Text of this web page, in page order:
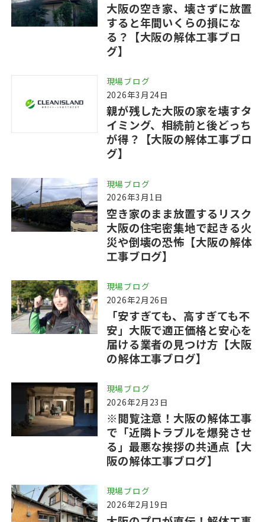
大阪の空き家、壊さずに放置
すると年間いくらの損にな
る？【大阪の解体工事ブロ
グ】
現場ブログ
2026年3月24日
親が残した大阪の家を壊すタ
イミング、相続前と後どっち
が得？【大阪の解体工事ブロ
グ】
現場ブログ
2026年3月1日
空き家のまま放置するリスク
大阪の住宅密集地で起きる火
災や倒壊の恐怖【大阪の解体
工事ブログ】
現場ブログ
2026年2月26日
「安すぎても、高すぎても不
安」大阪で適正価格と安心を
届ける業者の見つけ方【大阪
の解体工事ブログ】
現場ブログ
2026年2月23日
※閲覧注意！大阪の解体工事
で「近隣トラブルを爆発させ
る」最悪な挨拶の共通点【大
阪の解体工事ブログ】
現場ブログ
2026年2月19日